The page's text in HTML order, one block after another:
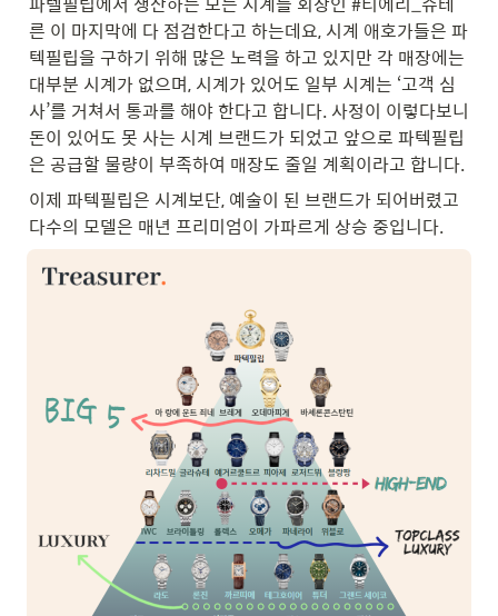
른 이 마지막에 다 점검한다고 하는데요, 시계 애호가들은 파
텍필립을 구하기 위해 많은 노력을 하고 있지만 각 매장에는
대부분 시계가 없으며, 시계가 있어도 일부 시계는 ‘고객 심
사’를 거쳐서 통과를 해야 한다고 합니다. 사정이 이렇다보니
돈이 있어도 못 사는 시계 브랜드가 되었고 앞으로 파텍필립
은 공급할 물량이 부족하여 매장도 줄일 계획이라고 합니다.
이제 파텍필립은 시계보단, 예술이 된 브랜드가 되어버렸고
다수의 모델은 매년 프리미엄이 가파르게 상승 중입니다.